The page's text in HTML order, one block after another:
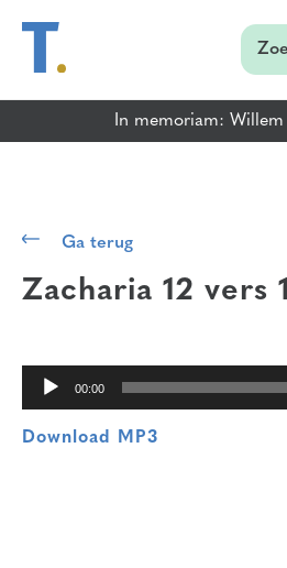
In memoriam: Willem
Ga terug
Zacharia 12 vers
00:00
Download MP3